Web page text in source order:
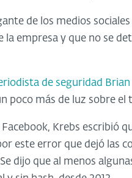
de los medios
la empresa y que no se
de seguridad Brian
poco más de luz sobre el
Krebs escribió
este error que dejó las
dijo que al menos